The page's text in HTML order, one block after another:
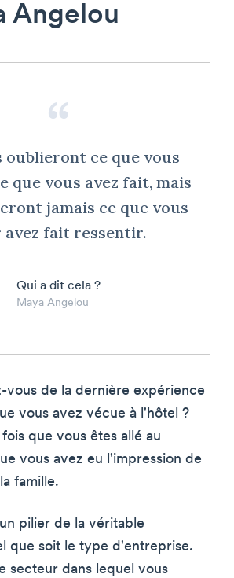
Angelou
oublieront ce que vous
que vous avez fait, mais
jamais ce que vous
avez fait ressentir.
Qui a dit cela ?
Maya Angelou
vous de la dernière expérience
vous avez vécue à l'hôtel ?
que vous êtes allé au
vous avez eu l'impression de
famille.
pilier de la véritable
que soit le type d'entreprise.
secteur dans lequel vous